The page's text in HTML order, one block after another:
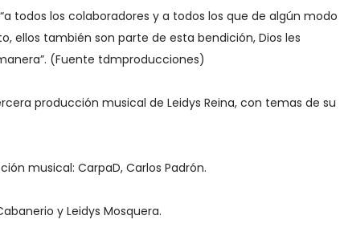
todos los colaboradores y a todos los que de algún modo
ellos también son parte de esta bendición, Dios les
(Fuente tdmproducciones)
producción musical de Leidys Reina, con temas de su
musical: CarpaD, Carlos Padrón.
y Leidys Mosquera.